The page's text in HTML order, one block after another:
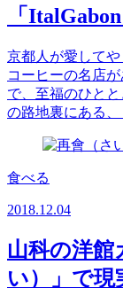
「ItalGabon
京都人が愛して
コーヒーの名店
で、至福のひと
の路地裏にある
食べる
2018.12.04
山科の洋館
い）」で現